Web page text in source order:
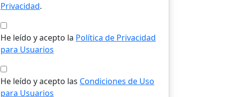
Privacidad.
He leído y acepto la Política de Privacidad
para Usuarios
He leído y acepto las Condiciones de Uso
para Usuarios